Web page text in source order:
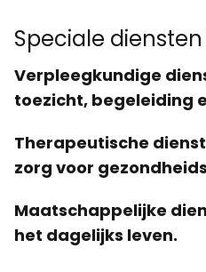
Speciale diensten
Verpleegkundige
toezicht, begeleiding
Therapeutische
zorg voor
Maatschappelijke
het dagelijks leven.